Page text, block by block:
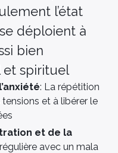
l’état
déploient à
bien
et spirituel
: La répétition
et à libérer le
et de la
avec un mala